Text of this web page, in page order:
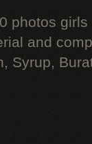
photos
and
Syrup,